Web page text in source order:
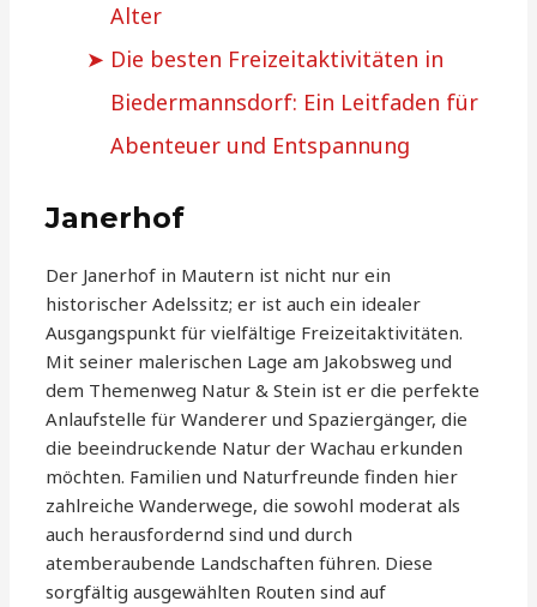
Alter
Die besten Freizeitaktivitäten in
Biedermannsdorf: Ein Leitfaden für
Abenteuer und Entspannung
Janerhof
Der Janerhof in Mautern ist nicht nur ein
historischer Adelssitz; er ist auch ein idealer
Ausgangspunkt für vielfältige Freizeitaktivitäten.
Mit seiner malerischen Lage am Jakobsweg und
dem Themenweg Natur & Stein ist er die perfekte
Anlaufstelle für Wanderer und Spaziergänger, die
die beeindruckende Natur der Wachau erkunden
möchten. Familien und Naturfreunde finden hier
zahlreiche Wanderwege, die sowohl moderat als
auch herausfordernd sind und durch
atemberaubende Landschaften führen. Diese
sorgfältig ausgewählten Routen sind auf